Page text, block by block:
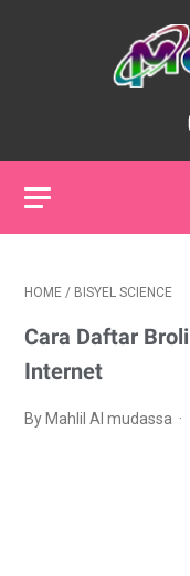
HOME / BISYEL SCIENCE
Cara Daftar
Internet
By Mahlil Al mudassa